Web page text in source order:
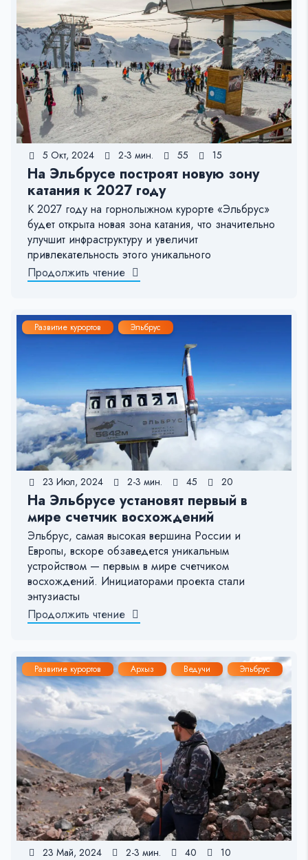
5 Окт, 2024 2-3 мин. 55 15
На Эльбрусе построят новую зону
катания к 2027 году
К 2027 году на горнолыжном курорте «Эльбрус»
будет открыта новая зона катания, что значительно
улучшит инфраструктуру и увеличит
привлекательность этого уникального
Продолжить чтение
Развитие курортов Эльбрус
23 Июл, 2024 2-3 мин. 45 20
На Эльбрусе установят первый в
мире счетчик восхождений
Эльбрус, самая высокая вершина России и
Европы, вскоре обзаведется уникальным
устройством — первым в мире счетчиком
восхождений. Инициаторами проекта стали
энтузиасты
Продолжить чтение
Развитие курортов Архыз Ведучи Эльбрус
23 Май, 2024 2-3 мин. 40 10